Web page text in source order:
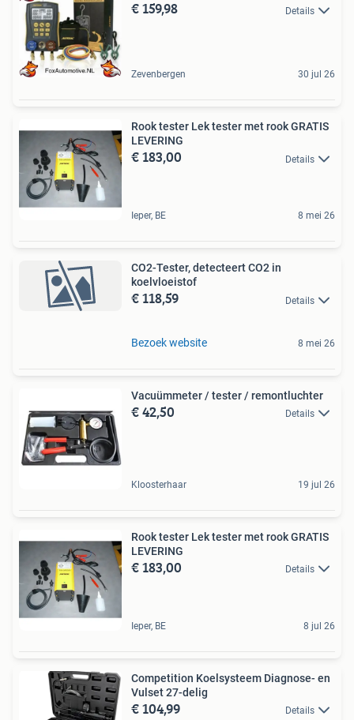
€ 159,98 Details
Zevenbergen 30 jul 26
Rook tester Lek tester met rook GRATIS
LEVERING
€ 183,00 Details
Ieper, BE 8 mei 26
CO2-Tester, detecteert CO2 in
koelvloeistof
€ 118,59 Details
Bezoek website 8 mei 26
Vacuümmeter / tester / remontluchter
€ 42,50 Details
Kloosterhaar 19 jul 26
Rook tester Lek tester met rook GRATIS
LEVERING
€ 183,00 Details
Ieper, BE 8 jul 26
Competition Koelsysteem Diagnose- en
Vulset 27-delig
€ 104,99 Details